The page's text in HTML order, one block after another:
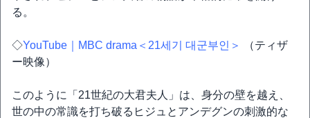
る。
◇YouTube｜MBC drama＜21세기 대군부인＞
（ティザ
ー映像）
このように「21世紀の大君夫人」は、身分の壁を越え、
世の中の常識を打ち破るヒジュとアンデグンの刺激的な